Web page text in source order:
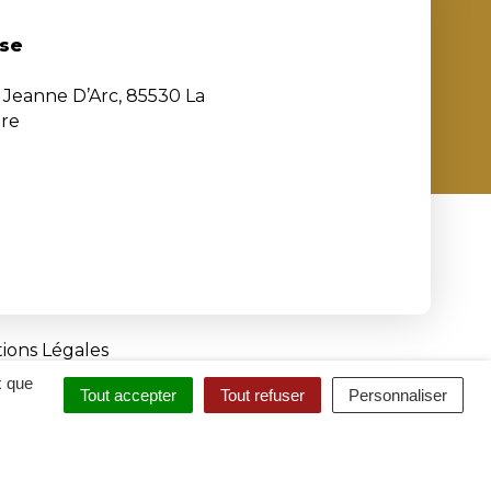
que
Tout accepter Tout refuser Personnaliser
D’Arc, 85530 La
Légales